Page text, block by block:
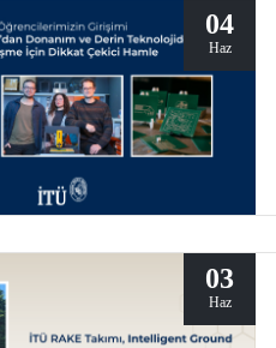
04
Haz
03
Haz